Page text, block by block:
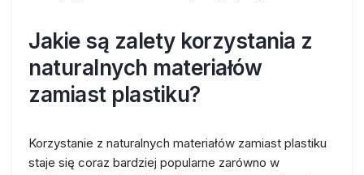
Jakie są zalety korzystania z
naturalnych materiałów
zamiast plastiku?
Korzystanie z naturalnych materiałów zamiast plastiku
staje się coraz bardziej popularne zarówno w